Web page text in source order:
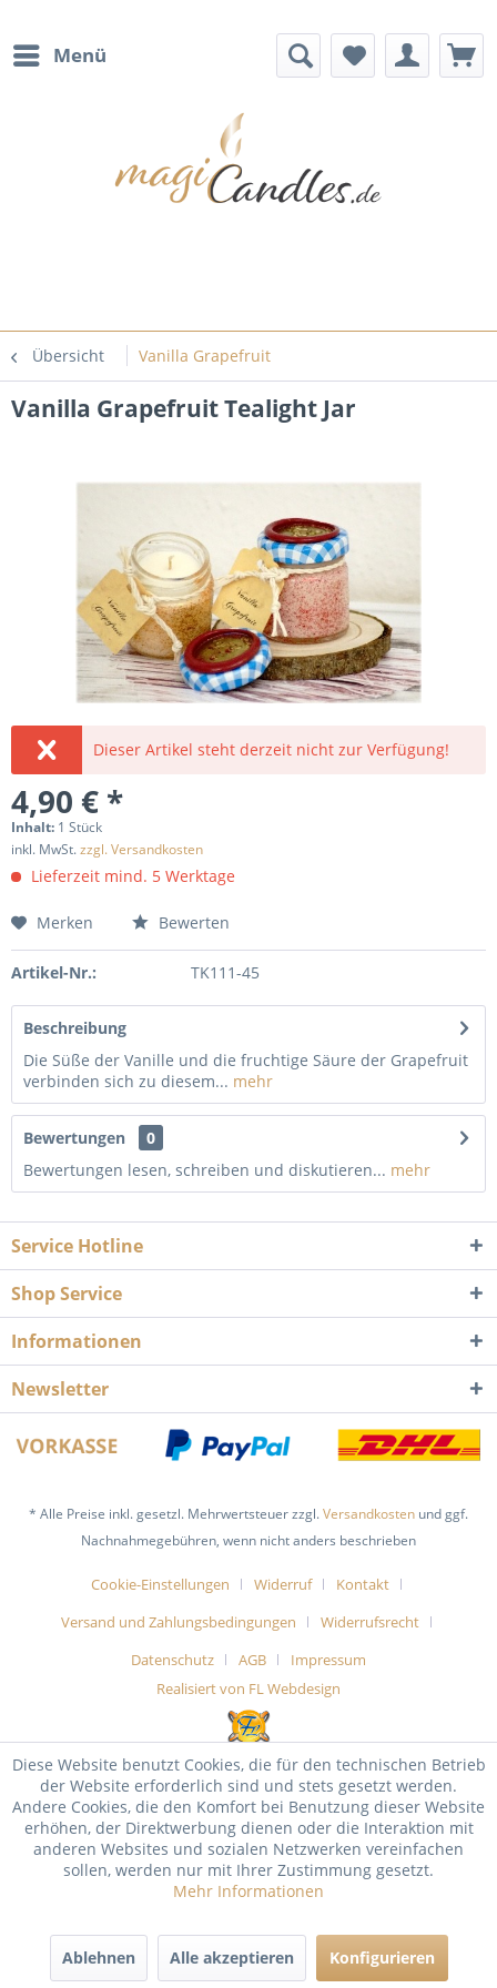
Menü
Übersicht Vanilla Grapefruit
Vanilla Grapefruit Tealight Jar
Dieser Artikel steht derzeit nicht zur Verfügung!
4,90 € *
Inhalt: 1 Stück
inkl. MwSt.zzgl. Versandkosten
Lieferzeit mind. 5 Werktage
Merken Bewerten
Artikel-Nr.: TK111-45
Beschreibung
Die Süße der Vanille und die fruchtige Säure der Grapefruit
verbinden sich zu diesem... mehr
Bewertungen
0
Bewertungen lesen, schreiben und diskutieren... mehr
Service Hotline
Shop Service
Informationen
Newsletter
* Alle Preise inkl. gesetzl. Mehrwertsteuer zzgl.Versandkosten und ggf.
Nachnahmegebühren, wenn nicht anders beschrieben
Cookie-Einstellungen Widerruf
Kontakt
Versand und Zahlungsbedingungen
Widerrufsrecht
Datenschutz
AGB
Impressum
Realisiert von FL Webdesign
Diese Website benutzt Cookies, die für den technischen Betrieb
der Website erforderlich sind und stets gesetzt werden.
Andere Cookies, die den Komfort bei Benutzung dieser Website
erhöhen, der Direktwerbung dienen oder die Interaktion mit
anderen Websites und sozialen Netzwerken vereinfachen
sollen, werden nur mit Ihrer Zustimmung gesetzt.
Mehr Informationen
Ablehnen Alle akzeptieren Konfigurieren